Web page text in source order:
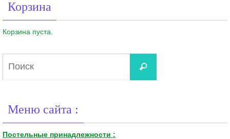
Корзина
Корзина пуста.
Поиск
Меню сайта :
Постельные принадлежности :